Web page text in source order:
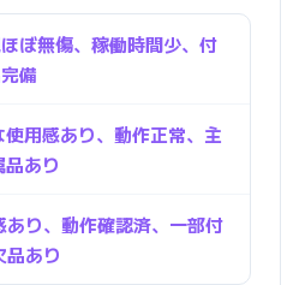
ぼ無傷、稼働時間少、付
備
使用感あり、動作正常、主
品あり
あり、動作確認済、一部付
品あり